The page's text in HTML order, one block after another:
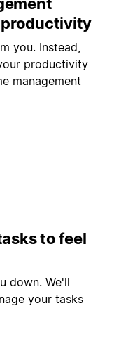
you. Instead,
productivity
management
to feel
down. We'll
your tasks